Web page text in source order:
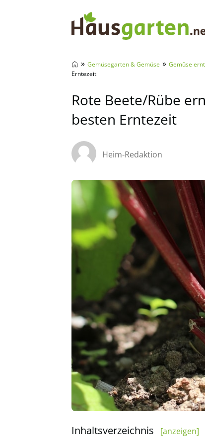
» Gemüsegarten & Gemüse » Gemüse
Erntezeit
Rote Beete/Rübe
besten Erntezeit
Heim-Redaktion
Inhaltsverzeichnis [anzeigen]